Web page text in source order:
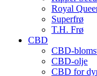
Royal
Superfrø
T.H. Frø
CBD
CBD-
CBD-olje
CBD for